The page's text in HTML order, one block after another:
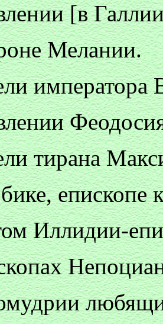
[в
Мелании.
императора
тирана
епископе
Иллидии-